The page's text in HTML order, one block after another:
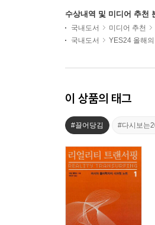
수상내역 및 미디어 추천
국내도서 미디어 추천
국내도서
YES24 올해의
이 상품의 태그
#끌어당김 #다시보는